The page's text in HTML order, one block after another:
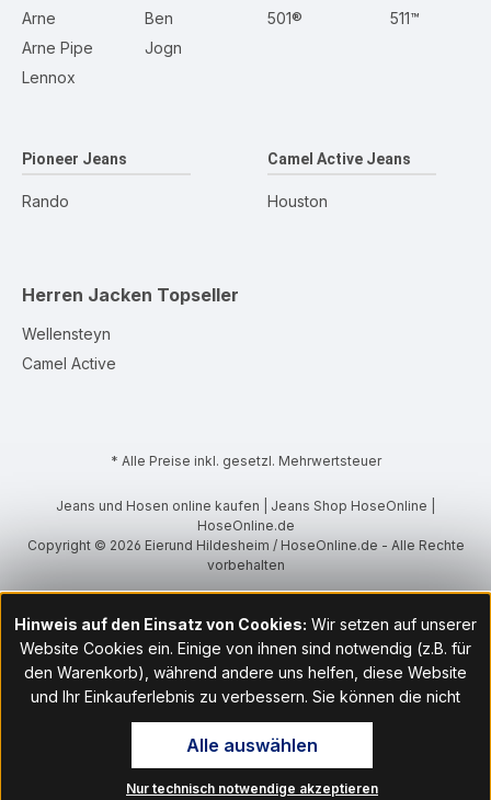
Arne
Arne Pipe
Lennox
Ben
Jogn
501® 511™
Pioneer Jeans
Rando
Camel Active Jeans
Houston
Herren Jacken Topseller
Wellensteyn
Camel Active
* Alle Preise inkl. gesetzl. Mehrwertsteuer
Jeans und Hosen online kaufen | Jeans Shop HoseOnline |
HoseOnline.de
Copyright © 2026 Eierund Hildesheim / HoseOnline.de - Alle Rechte
vorbehalten
Hinweis auf den Einsatz von Cookies: Wir setzen auf unserer
Website Cookies ein. Einige von ihnen sind notwendig (z.B. für
den Warenkorb), während andere uns helfen, diese Website
und Ihr Einkauferlebnis zu verbessern. Sie können die nicht
notwendigen Cookies mit Klick auf „OK“ akzeptieren oder per
Klick auf "Nur technisch notwendige akzeptieren" ablehnen. Den
Zugang zu den Cookie-Einstellungen finden Sie im Fußbereich
unserer Website im Menüpunkt „Informationen“. Dort können Sie
Nur technisch notwendige akzeptieren
Alle auswählen